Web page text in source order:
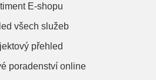
E-shopu
všech služeb
přehled
poradenství online